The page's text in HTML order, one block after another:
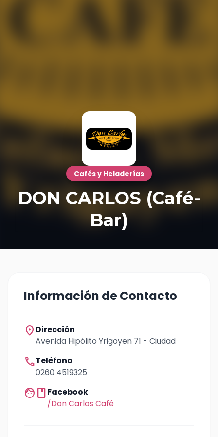
Cafés y Heladerías
DON CARLOS (Café-
Bar)
Información de Contacto
location_on Dirección
Avenida Hipólito Yrigoyen 71 - Ciudad
callTeléfono
0260 4519325
facebookFacebook
/Don Carlos Café